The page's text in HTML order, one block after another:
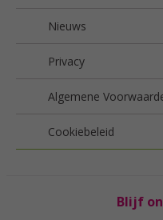
Nieuws
Privacy
Algemene
Cookiebeleid
Blijf